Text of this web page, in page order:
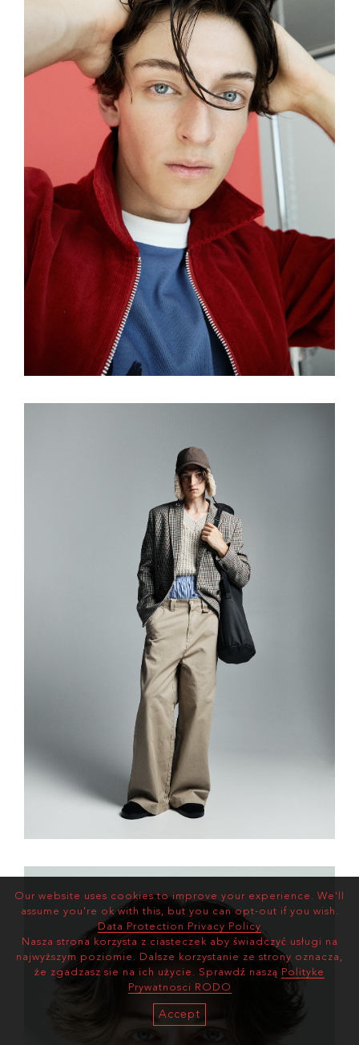
Our website uses cookies to improve your experience. We'll
assume you're ok with this, but you can opt-out if you wish.
Data Protection Privacy Policy
Nasza strona korzysta z ciasteczek aby świadczyć usługi na
najwyższym poziomie. Dalsze korzystanie ze strony oznacza,
że zgadzasz sie na ich użycie. Sprawdź naszą Polityke
Prywatnosci RODO
Accept